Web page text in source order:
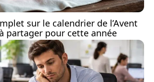
sur le calendrier de l’Avent
partager pour cette année